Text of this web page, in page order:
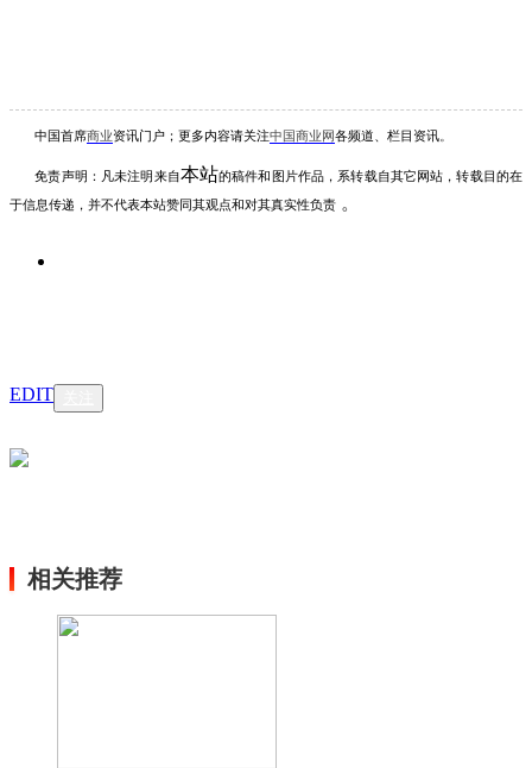
中国首席商业资讯门户；更多内容请关注中国商业网各频道、栏目资讯
免责声明：凡未注明 来自本站的稿件和图片作品，系转载自其它网站，转载目的在
于信息传递，并不代表本站赞同其观点和对其真实性负责 。
EDIT
相关推荐